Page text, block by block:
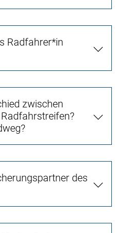
Radfahrer*in
zwischen
des